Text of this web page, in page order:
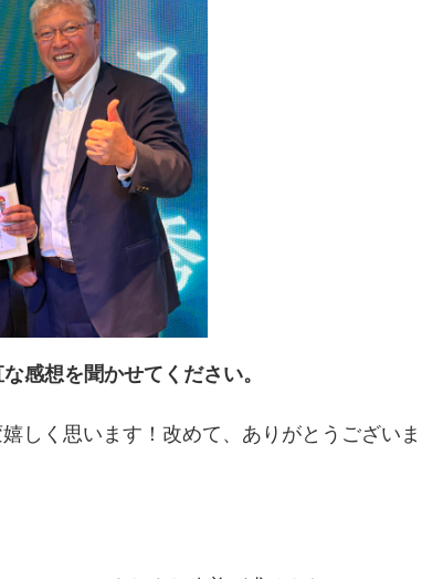
感想を聞かせてください。
しく思います！改めて、ありがとうございま